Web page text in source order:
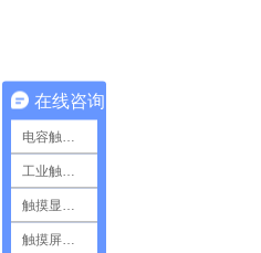
在线咨询